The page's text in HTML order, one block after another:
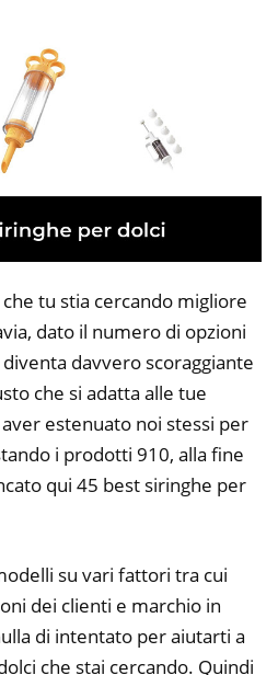
tu stia cercando migliore
dato il numero di opzioni
davvero scoraggiante
che si adatta alle tue
estenuato noi stessi per
i prodotti 910, alla fine
qui 45 best siringhe per
su vari fattori tra cui
dei clienti e marchio in
di intentato per aiutarti a
che stai cercando. Quindi